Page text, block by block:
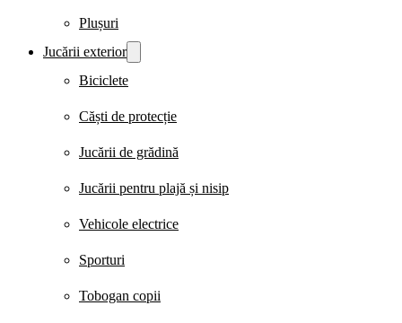
Plușuri
Jucării exterior
Biciclete
Căști de protecție
Jucării de grădină
Jucării pentru plajă și nisip
Vehicole electrice
Sporturi
Tobogan copii